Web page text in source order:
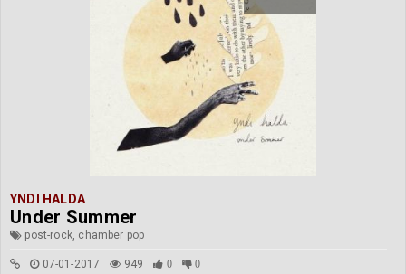
YNDI HALDA
Under Summer
post-rock, chamber pop
07-01-2017 949 0 0